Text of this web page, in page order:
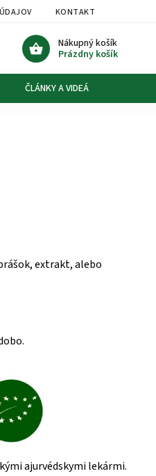
KONTAKT
Nákupný košík
Prázdny košík
ČLÁNKY A VIDEÁ
extrakt, alebo
ajurvédskymi lekármi.